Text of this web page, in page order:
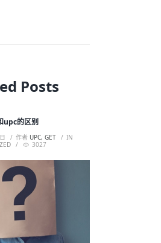
Posts
upc的区别
作者 UPC, GET
IN
3027